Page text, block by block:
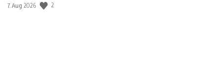
Veröffentlichungsdatum:
7. Aug 2026 2